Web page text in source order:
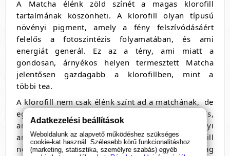
A Matcha élénk zöld színét a magas klorofill
tartalmának köszönheti. A klorofill olyan típusú
növényi pigment, amely a fény felszívódásáért
felelős a fotoszintézis folyamatában, és ami
energiát generál. Ez az a tény, ami miatt a
gondosan, árnyékos helyen termesztett Matcha
jelentősen gazdagabb a klorofillben, mint a
többi tea.
A klorofill nem csak élénk színt ad a matchának, de
egy nagyon hatékony méregtelenítő vegyület is,
amely segíthet a nem kívánt méreganyagok, vegyi
anyagok és nehézfémek eltávolításában. A klorofill
növeli a vér oxigén- és más mikrotápanyag
Adatkezelési beállítások
Weboldalunk az alapvető működéshez szükséges
cookie-kat használ. Szélesebb körű funkcionalitáshoz
(marketing, statisztika, személyre szabás) egyéb